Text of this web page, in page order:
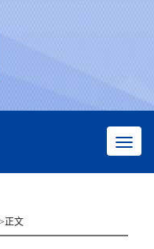
正文